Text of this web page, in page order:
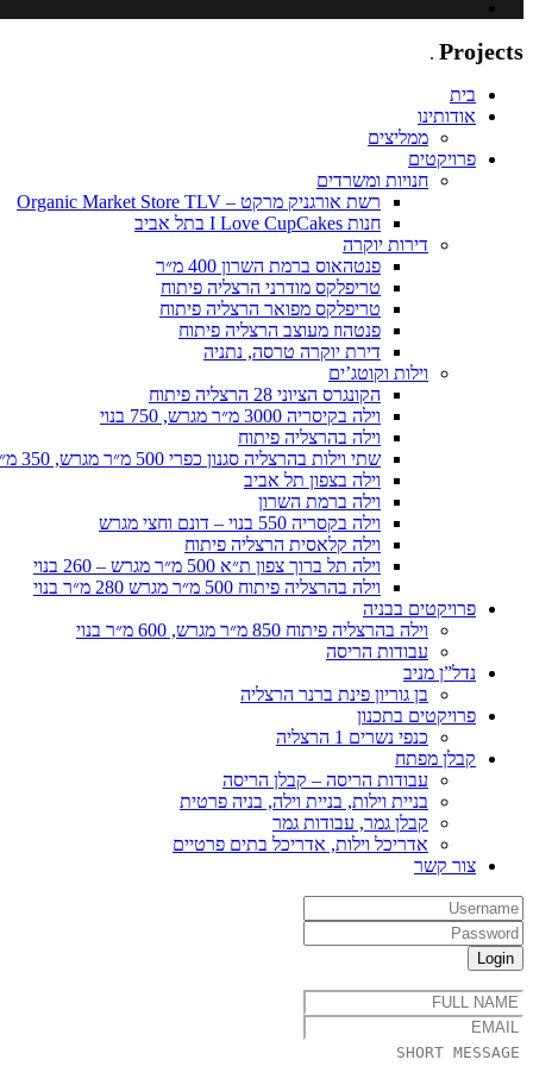
. Projects
בית
אודותינו
ממליצים
פרויקטים
חנויות ומשרדים
רשת אורגניק מרקט – Organic Market Store TLV
חנות I Love CupCakes בתל אביב
דירות יוקרה
פנטהאוס ברמת השרון 400 מ״ר
טריפלקס מודרני הרצליה פיתוח
טריפלקס מפואר הרצליה פיתוח
פנטהוז מעוצב הרצליה פיתוח
דירת יוקרה טרסה, נתניה
וילות וקוטג’ים
הקונגרס הציוני 28 הרצליה פיתוח
וילה בקיסריה 3000 מ״ר מגרש, 750 בנוי
וילה בהרצליה פיתוח
שתי וילות בהרצליה סגנון כפרי 500 מ״ר מגרש, 350 מ״ר בנוי כל אחת
וילה בצפון תל אביב
וילה ברמת השרון
וילה בקסריה 550 בנוי – דונם וחצי מגרש
וילה קלאסית הרצליה פיתוח
וילה תל ברוך צפון ת״א 500 מ״ר מגרש – 260 בנוי
וילה בהרצליה פיתוח 500 מ״ר מגרש 280 מ״ר בנוי
פרויקטים בבניה
וילה בהרצליה פיתוח 850 מ״ר מגרש, 600 מ״ר בנוי
עבודות הריסה
נדל”ן מניב
בן גוריון פינת ברנר הרצליה
פרויקטים בתכנון
כנפי נשרים 1 הרצליה
קבלן מפתח
עבודות הריסה – קבלן הריסה
בניית וילות, בניית וילה, בניה פרטית
קבלן גמר, עבודות גמר
אדריכל וילות, אדריכל בתים פרטיים
צור קשר